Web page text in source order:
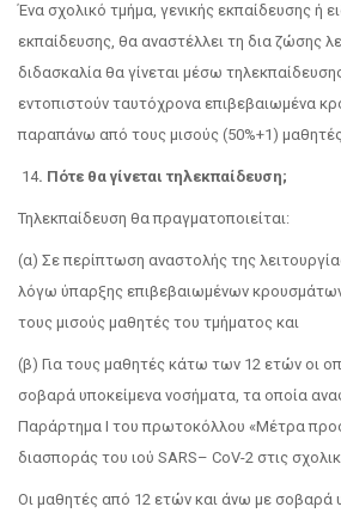
Ένα σχολικό τμήμα, γενικής εκπαίδευσης ή
εκπαίδευσης, θα αναστέλλει τη δια ζώσης
διδασκαλία θα γίνεται μέσω
εντοπιστούν ταυτόχρονα επιβεβαιωμένα
παραπάνω από τους μισούς (50%+1)
14. Πότε θα γίνεται τηλεκπαίδευση;
Τηλεκπαίδευση θα πραγματοποιείται:
(α) Σε περίπτωση αναστολής της
λόγω ύπαρξης επιβεβαιωμένων
τους μισούς μαθητές του τμήματος και
(β) Για τους μαθητές κάτω των 12 ετών οι
σοβαρά υποκείμενα νοσήματα, τα οποία
Παράρτημα Ι του πρωτοκόλλου «Μέτρα
διασποράς του ιού SARS– CoV-2 στις
Οι μαθητές από 12 ετών και άνω με σοβαρά